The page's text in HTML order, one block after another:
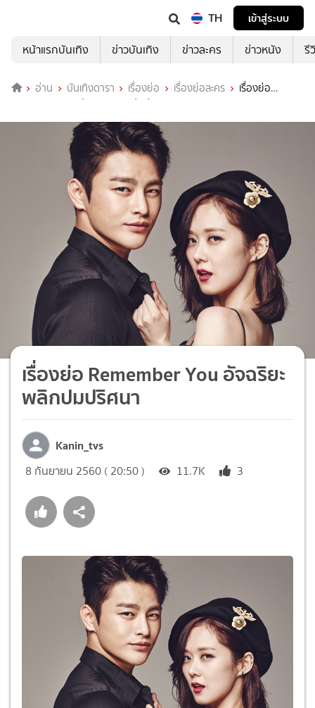
TH
เข้าสู่ระบบ
หน้าแรกบันเทิง
ข่าวบันเทิง ข่าวละคร ข่าวหนัง รี
อ่าน บันเทิงดารา เรื่องย่อ เรื่องย่อละคร
เรื่องย่อ
Remember You อัจฉริยะพลิกปมปริศนา
เรื่องย่อ Remember You อัจฉริยะ
พลิกปมปริศนา
Kanin_tvs
8 กันยายน 2560 ( 20:50 ) 11.7K 3